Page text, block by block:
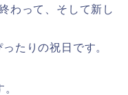
わって、そして新し
たりの祝日です。